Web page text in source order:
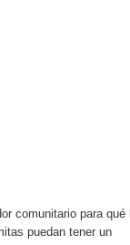
comunitario para qué
puedan tener un